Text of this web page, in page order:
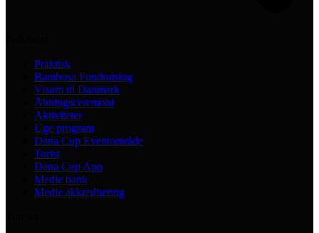
Praktisk
Bambusa Fundraising
Visum til Danmark
Åbningsceremoni
Aktiviteter
Uge program
Dana Cup Eventområde
Turist
Dana Cup App
Medie bank
Medie akkreditering